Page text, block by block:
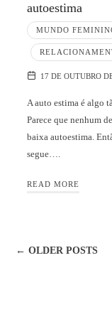
autoestima
MUNDO
17 DE OUTUBRO
A auto estima é algo
Parece que nenhum
baixa autoestima.
segue….
READ MORE
← OLDER POSTS